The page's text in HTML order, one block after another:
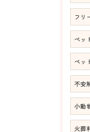
フリ
ペッ
ペッ
不安
小動
火葬